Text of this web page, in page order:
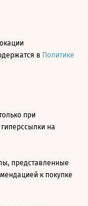
в Политике
при
на
представленные
к покупке